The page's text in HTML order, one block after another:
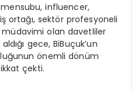
mensubu, influencer,
ortağı, sektör profesyoneli
müdavimi olan davetliler
gece, BiBuçuk’un
önemli dönüm
çekti.